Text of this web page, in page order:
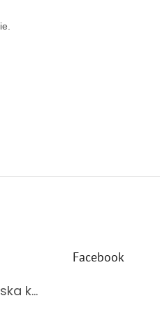
Dámska kožená kabelka TS-112-14/CHOCO
produktu je 5 z 5 hviezdičiek.
Facebook